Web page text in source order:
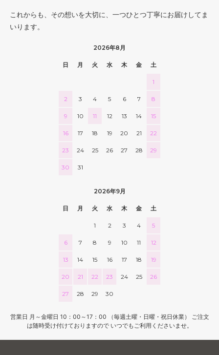
これからも、その想いを大切に、一つひとつ丁寧にお届けしてま
いります。
2026年8月
日 月 火 水 木 金 土
1
2 3 4 5 6 7 8
9 10 11 12 13 14 15
16 17 18 19 20 21 22
23 24 25 26 27 28 29
30 31
2026年9月
日 月 火 水 木 金 土
1 2 3 4 5
6 7 8 9 10 11 12
13 14 15 16 17 18 19
20 21 22 23 24 25 26
27 28 29 30
営業日 月～金曜日 10：00～17：00 （毎週土曜・日曜・祝日休業） ご注文
は随時受け付けておりますので いつでもご利用くださいませ。